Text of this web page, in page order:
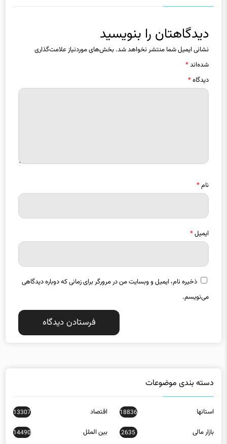
دیدگاهتان را بنویسید
نشانی ایمیل شما منتشر نخواهد شد. بخش‌های موردنیاز علامت‌گذاری
شده‌اند*
دیدگاه*
نام*
ایمیل*
ذخیره نام، ایمیل و وبسایت من در مرورگر برای زمانی که دوباره دیدگاهی
می‌نویسم.
دسته بندی موضوعات
استانها 18836 اقتصاد 13307
بازار مالی 2635 بین الملل 14490